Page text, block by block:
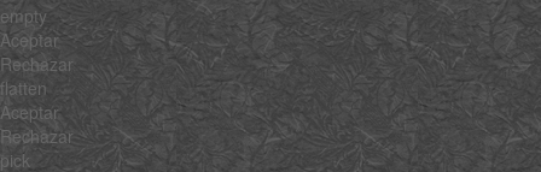
empty
Aceptar
Rechazar
flatten
Aceptar
Rechazar
pick